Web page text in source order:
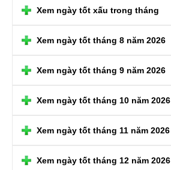
Xem ngày tốt xấu trong tháng
Xem ngày tốt tháng 8 năm 2026
Xem ngày tốt tháng 9 năm 2026
Xem ngày tốt tháng 10 năm 2026
Xem ngày tốt tháng 11 năm 2026
Xem ngày tốt tháng 12 năm 2026